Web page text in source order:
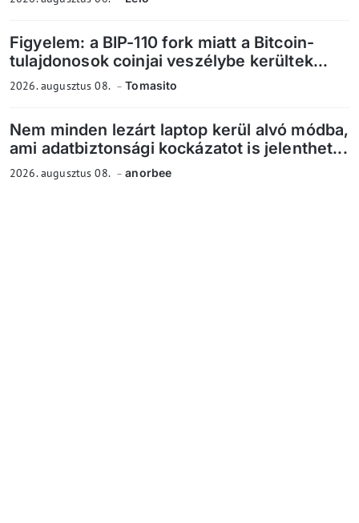
Figyelem: a BIP-110 fork miatt a Bitcoin-
tulajdonosok coinjai veszélybe kerültek...
2026. augusztus 08. Tomasito
Nem minden lezárt laptop kerül alvó módba,
ami adatbiztonsági kockázatot is jelenthet...
2026. augusztus 08. anorbee